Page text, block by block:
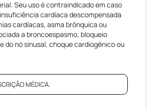
Seu uso é contraindicado em caso
cardíaca descompensada
cardíacas, asma brônquica ou
a broncoespasmo, bloqueio
do nó sinusal, choque cardiogênico ou
MÉDICA.